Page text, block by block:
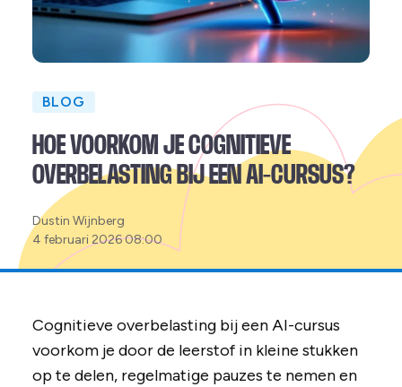
BLOG
HOE VOORKOM JE COGNITIEVE
OVERBELASTING BIJ EEN AI-CURSUS?
Posted
by:
Dustin Wijnberg
4 februari 2026 08:00
Cognitieve overbelasting bij een AI-cursus
voorkom je door de leerstof in kleine stukken
op te delen, regelmatige pauzes te nemen en